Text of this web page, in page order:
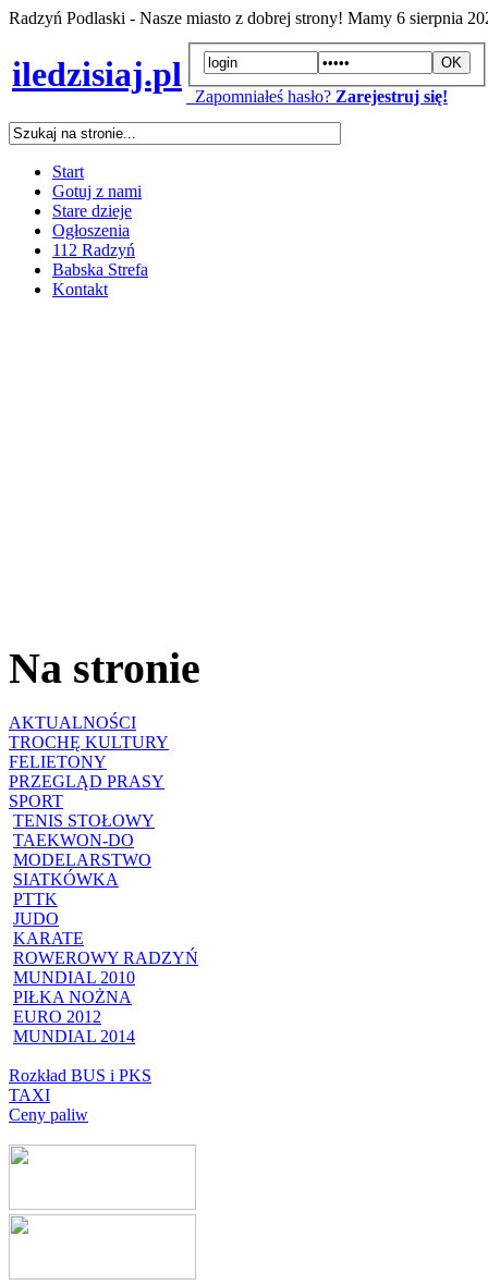
Radzyń Podlaski - Nasze miasto z dobrej strony! Mamy 6 sierpnia
iledzisiaj.pl
Zapomniałeś hasło? Zarejestruj się!
Start
Gotuj z nami
Stare dzieje
Ogłoszenia
112 Radzyń
Babska Strefa
Kontakt
Na stronie
AKTUALNOŚCI
TROCHĘ KULTURY
FELIETONY
PRZEGLĄD PRASY
SPORT
TENIS STOŁOWY
TAEKWON-DO
MODELARSTWO
SIATKÓWKA
PTTK
JUDO
KARATE
ROWEROWY RADZYŃ
MUNDIAL 2010
PIŁKA NOŻNA
EURO 2012
MUNDIAL 2014
Rozkład BUS i PKS
TAXI
Ceny paliw